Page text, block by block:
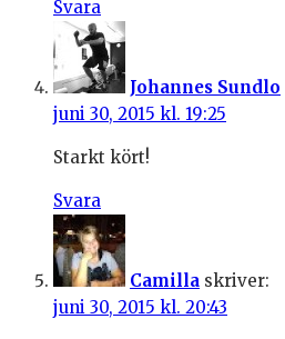
Svara
Johannes Sundlo
juni 30, 2015 kl. 19:25
Starkt kört!
Svara
Camilla skriver:
juni 30, 2015 kl. 20:43